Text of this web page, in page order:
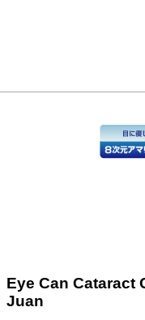
Eye Can Cataract
Juan